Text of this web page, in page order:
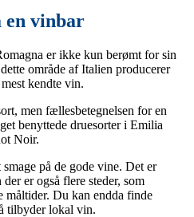
en vinbar
er ikke kun berømt for sin
område af Italien producerer
kendte vin.
men fællesbetegnelsen for en
benyttede druesorter i Emilia
Noir.
på de gode vine. Det er
er også flere steder, som
måltider. Du kan endda finde
tilbyder lokal vin.